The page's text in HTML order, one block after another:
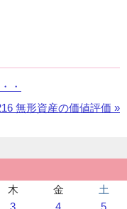
・
無形資産の価値評価 »
木 金
土
3 4
5